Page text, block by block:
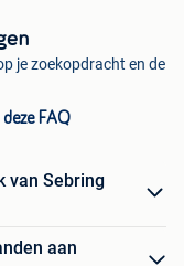
je zoekopdracht en de
FAQ
van Sebring
aan